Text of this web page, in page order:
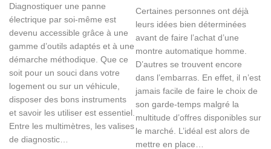
Diagnostiquer une panne
électrique par soi-même est
devenu accessible grâce à une
gamme d’outils adaptés et à une
démarche méthodique. Que ce
soit pour un souci dans votre
logement ou sur un véhicule,
disposer des bons instruments
et savoir les utiliser est essentiel.
Entre les multimètres, les valises
de diagnostic…
Certaines personnes ont déjà
leurs idées bien déterminées
avant de faire l’achat d’une
montre automatique homme.
D’autres se trouvent encore
dans l’embarras. En effet, il n’est
jamais facile de faire le choix de
son garde-temps malgré la
multitude d’offres disponibles sur
le marché. L’idéal est alors de
mettre en place…